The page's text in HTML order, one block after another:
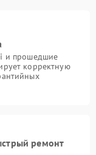
и прошедшие
корректную
ремонт